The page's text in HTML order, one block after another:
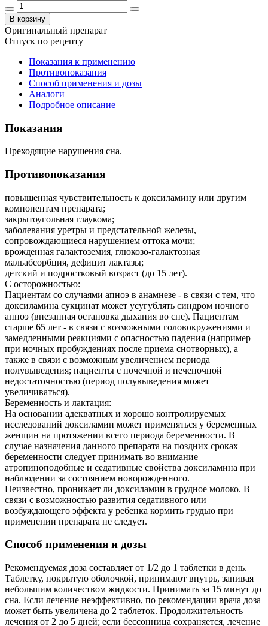
В корзину
Оригинальный препарат
Отпуск по рецепту
Показания к применению
Противопоказания
Способ применения и дозы
Аналоги
Подробное описание
Показания
Преходящие нарушения сна.
Противопоказания
повышенная чувствительность к доксиламину или другим
компонентам препарата;
закрытоугольная глаукома;
заболевания уретры и предстательной железы,
сопровождающиеся нарушением оттока мочи;
врожденная галактоземия, глюкозо-галактозная
мальабсорбция, дефицит лактазы;
детский и подростковый возраст (до 15 лет).
С осторожностью:
Пациентам со случаями апноэ в анамнезе - в связи с тем, что
доксиламина сукцинат может усугублять синдром ночного
апноэ (внезапная остановка дыхания во сне). Пациентам
старше 65 лет - в связи с возможными головокружениями и
замедленными реакциями с опасностью падения (например
при ночных пробуждениях после приема снотворных), а
также в связи с возможным увеличением периода
полувыведения; пациенты с почечной и печеночной
недостаточностью (период полувыведения может
увеличиваться).
Беременность и лактация:
На основании адекватных и хорошо контролируемых
исследований доксиламин может применяться у беременных
женщин на протяжении всего периода беременности. В
случае назначения данного препарата на поздних сроках
беременности следует принимать во внимание
атропиноподобные и седативные свойства доксиламина при
наблюдении за состоянием новорожденного.
Неизвестно, проникает ли доксиламин в грудное молоко. В
связи с возможностью развития седативного или
возбуждающего эффекта у ребенка кормить грудью при
применении препарата не следует.
Способ применения и дозы
Рекомендуемая доза составляет от 1/2 до 1 таблетки в день.
Таблетку, покрытую оболочкой, принимают внутрь, запивая
небольшим количеством жидкости. Принимать за 15 минут до
сна. Если лечение неэффективно, по рекомендации врача доза
может быть увеличена до 2 таблеток. Продолжительность
лечения от 2 до 5 дней; если бессонница сохраняется, лечение